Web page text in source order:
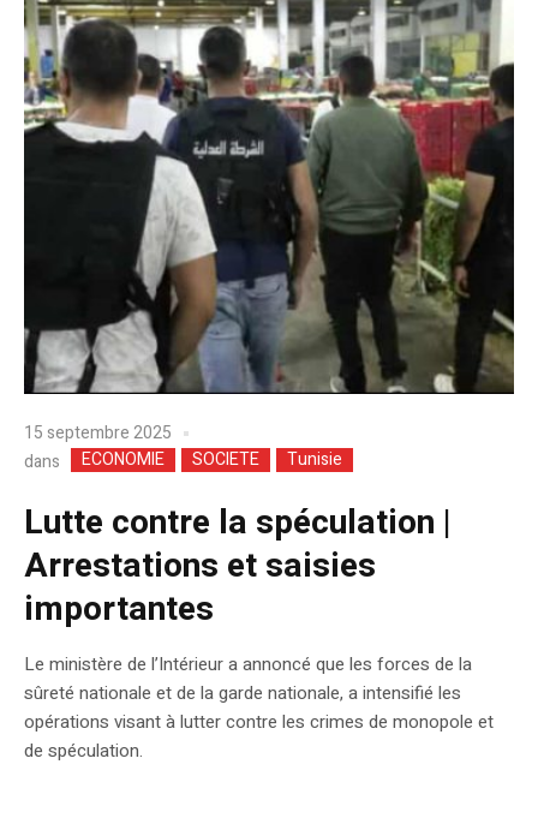
15 septembre 2025
dans
ECONOMIE SOCIETE Tunisie
Lutte contre la spéculation |
Arrestations et saisies
importantes
Le ministère de l’Intérieur a annoncé que les forces de la
sûreté nationale et de la garde nationale, a intensifié les
opérations visant à lutter contre les crimes de monopole et
de spéculation.